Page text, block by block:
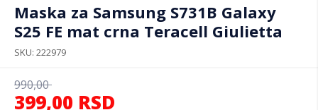
Maska za Samsung S731B Galaxy
S25 FE mat crna Teracell Giulietta
SKU 222979
399,00 RSD
990,00